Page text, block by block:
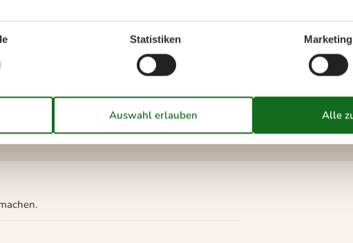
Küche
Elektroherd
Kaffeemaschine
Kühl-/Gefrierschrank
Mikrowelle
Spülmaschine
Statistiken Marketing